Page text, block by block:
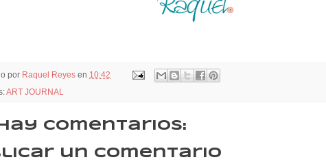
por Raquel Reyes en 10:42
ART JOURNAL
hay comentarios:
un comentario